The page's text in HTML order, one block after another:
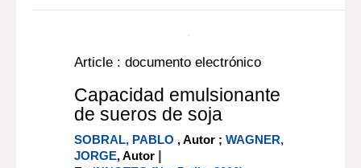
the catchment and marine intrusions.
However, submerged aquatic
Más información...
Article : documento electrónico